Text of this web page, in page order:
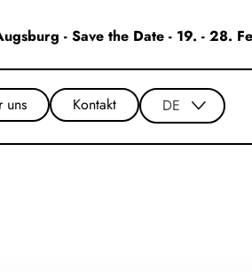
- Save the Date - 19. - 28.
uns Kontakt DE